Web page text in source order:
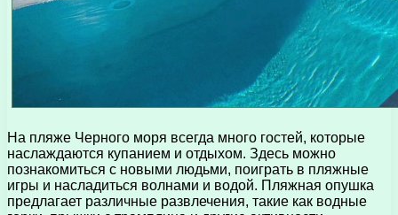
На пляже Черного моря всегда много гостей, которые
наслаждаются купанием и отдыхом. Здесь можно
познакомиться с новыми людьми, поиграть в пляжные
игры и насладиться волнами и водой. Пляжная опушка
предлагает различные развлечения, такие как водные